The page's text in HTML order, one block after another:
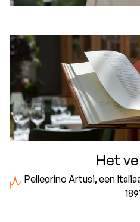
Het
Pellegrino Artusi, een